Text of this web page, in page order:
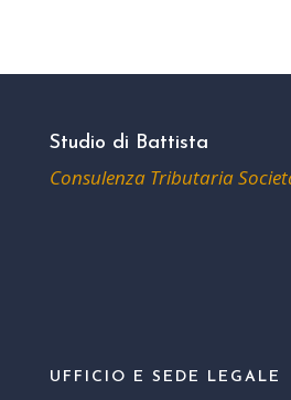
Studio di Battista
Consulenza Tributaria
UFFICIO E SEDE LEGALE